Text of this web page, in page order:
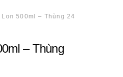
500ml – Thùng 24
– Thùng